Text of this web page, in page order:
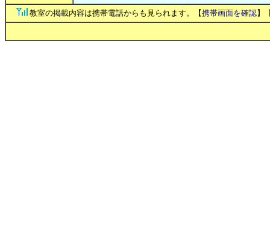
教室の掲載内容は携帯電話からも見られます。【携帯画面を確認】